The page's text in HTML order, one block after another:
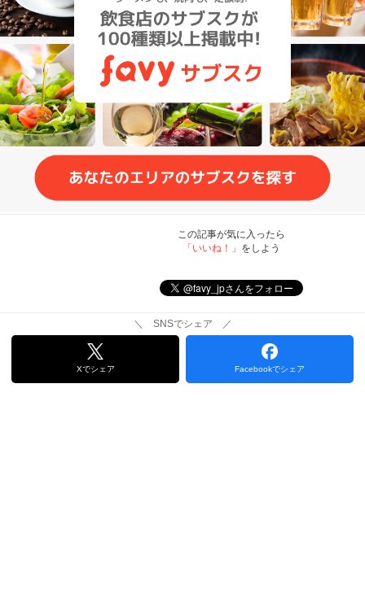
この記事が気に入ったら
「いいね！」 をしよう
＼ SNSでシェア ／
Xでシェア Facebookでシェア